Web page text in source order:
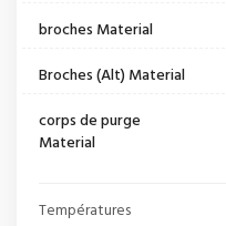
broches Material
Broches (Alt) Material
corps de purge
Material
Températures